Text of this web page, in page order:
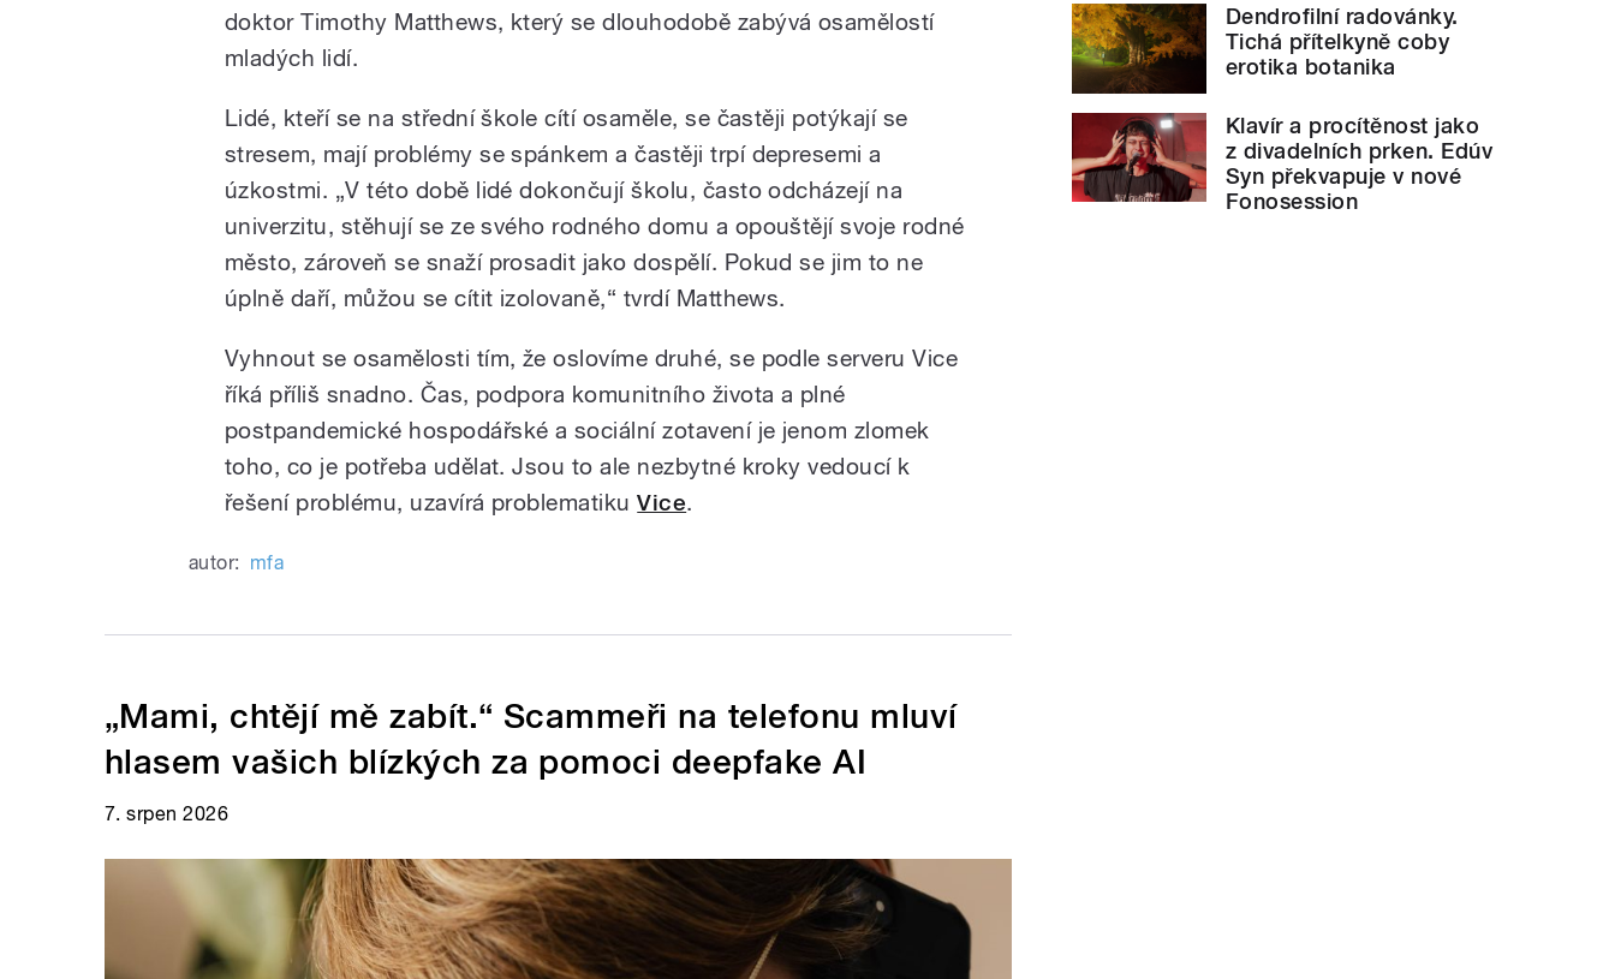
doktor Timothy Matthews, který se dlouhodobě zabývá osamělostí
mladých lidí.
Lidé, kteří se na střední škole cítí osaměle, se častěji potýkají se
stresem, mají problémy se spánkem a častěji trpí depresemi a
úzkostmi. „V této době lidé dokončují školu, často odcházejí na
univerzitu, stěhují se ze svého rodného domu a opouštějí svoje rodné
město, zároveň se snaží prosadit jako dospělí. Pokud se jim to ne
úplně daří, můžou se cítit izolovaně,“ tvrdí Matthews.
Vyhnout se osamělosti tím, že oslovíme druhé, se podle serveru Vice
říká příliš snadno. Čas, podpora komunitního života a plné
postpandemické hospodářské a sociální zotavení je jenom zlomek
toho, co je potřeba udělat. Jsou to ale nezbytné kroky vedoucí k
řešení problému, uzavírá problematikuVice.
autor: mfa
„Mami, chtějí mě zabít.“ Scammeři na telefonu mluví
hlasem vašich blízkých za pomoci deepfake AI
7. srpen 2026
Dendrofilní radovánky.
Tichá přítelkyně coby
erotika botanika
Klavír a procítěnost jako
z divadelních prken. Edúv
Syn překvapuje v nové
Fonosession